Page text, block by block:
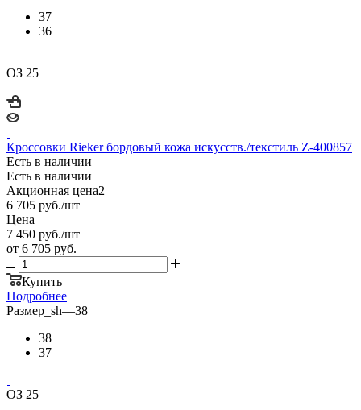
37
36
ОЗ 25
Кроссовки Rieker бордовый кожа искусств./текстиль Z-400857
Есть в наличии
Есть в наличии
Акционная цена2
6 705 руб./шт
Цена
7 450 руб./шт
от 6 705 руб.
Купить
Подробнее
Размер_sh—38
38
37
ОЗ 25